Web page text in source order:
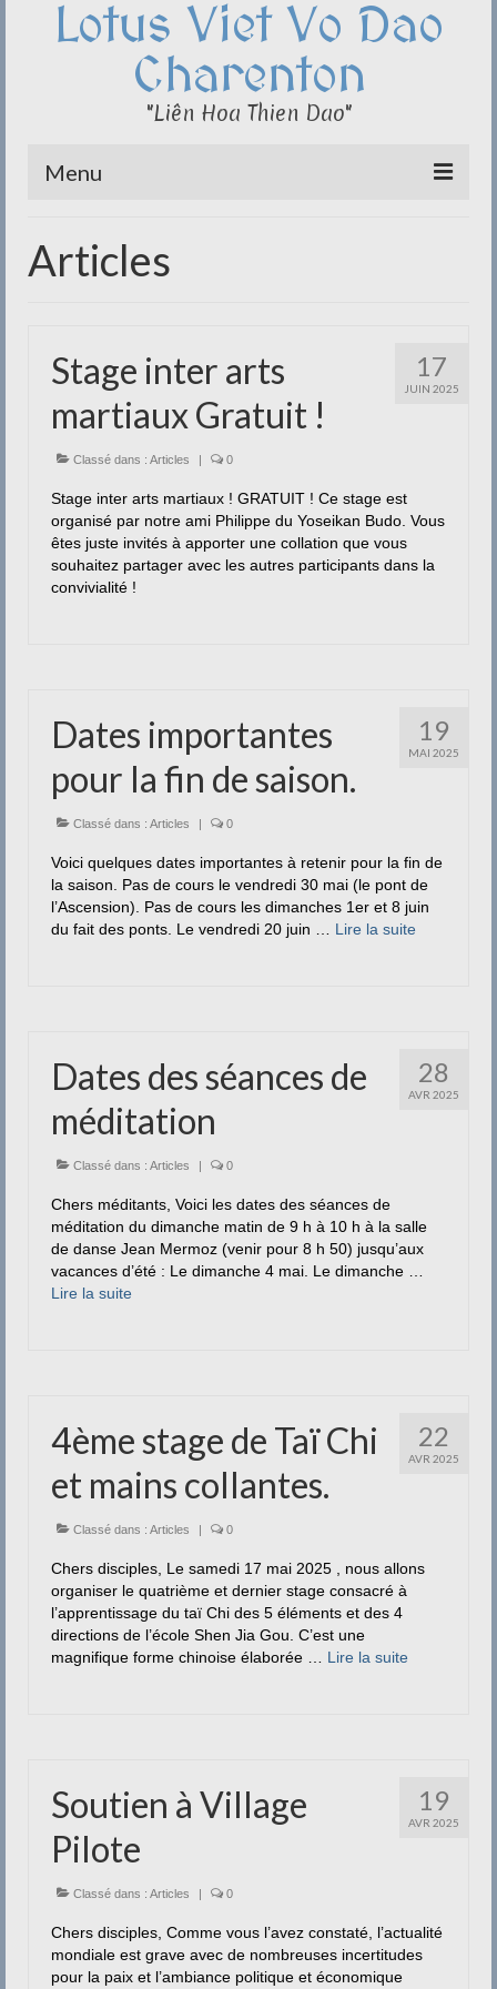
Lotus Viet Vo Dao
Charenton
"Liên Hoa Thien Dao"
Menu
Qi Cong – Taï Chi
Méditation
Documentation
Liens
Contact
Articles
17
JUIN 2025
Stage inter arts
martiaux Gratuit !
Classé dans : Articles | 0
Stage inter arts martiaux ! GRATUIT ! Ce stage est
organisé par notre ami Philippe du Yoseikan Budo. Vous
êtes juste invités à apporter une collation que vous
souhaitez partager avec les autres participants dans la
convivialité !
19
MAI 2025
Dates importantes
pour la fin de saison.
Classé dans : Articles | 0
Voici quelques dates importantes à retenir pour la fin de
la saison. Pas de cours le vendredi 30 mai (le pont de
l’Ascension). Pas de cours les dimanches 1er et 8 juin
du fait des ponts. Le vendredi 20 juin … Lire la suite­­
28
AVR 2025
Dates des séances de
méditation
Classé dans : Articles | 0
Chers méditants, Voici les dates des séances de
méditation du dimanche matin de 9 h à 10 h à la salle
de danse Jean Mermoz (venir pour 8 h 50) jusqu’aux
vacances d’été : Le dimanche 4 mai. Le dimanche …
Lire la suite­­
22
AVR 2025
4ème stage de Taï Chi
et mains collantes.
Classé dans : Articles | 0
Chers disciples, Le samedi 17 mai 2025 , nous allons
organiser le quatrième et dernier stage consacré à
l’apprentissage du taï Chi des 5 éléments et des 4
directions de l’école Shen Jia Gou. C’est une
magnifique forme chinoise élaborée … Lire la suite­­
19
AVR 2025
Soutien à Village
Pilote
Classé dans : Articles | 0
Chers disciples, Comme vous l’avez constaté, l’actualité
mondiale est grave avec de nombreuses incertitudes
pour la paix et l’ambiance politique et économique